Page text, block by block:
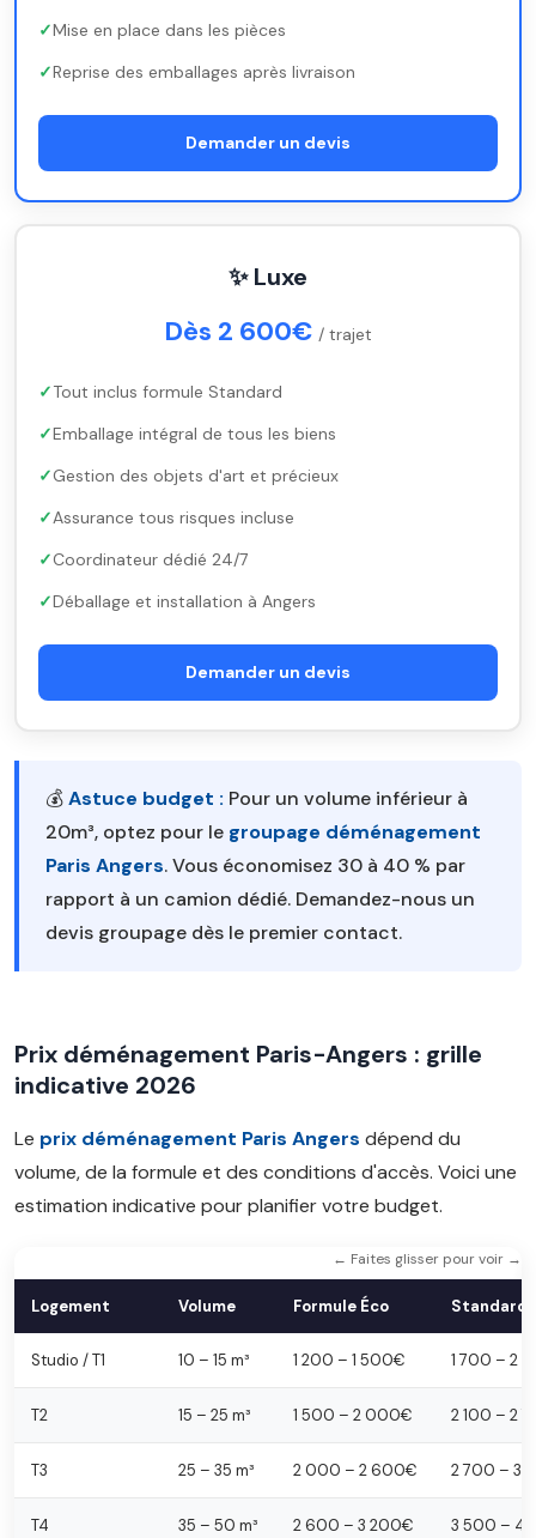
Mise en place dans les pièces
Reprise des emballages après livraison
Demander un devis
✨ Luxe
Dès 2 600€ / trajet
Tout inclus formule Standard
Emballage intégral de tous les biens
Gestion des objets d'art et précieux
Assurance tous risques incluse
Coordinateur dédié 24/7
Déballage et installation à Angers
Demander un devis
💰Astuce budget : Pour un volume inférieur à
20m³, optez pour le groupage déménagement
Paris Angers. Vous économisez 30 à 40 % par
rapport à un camion dédié. Demandez-nous un
devis groupage dès le premier contact.
Prix déménagement Paris-Angers : grille
indicative 2026
Le prix déménagement Paris Angers dépend du
volume, de la formule et des conditions d'accès. Voici une
estimation indicative pour planifier votre budget.
← Faites glisser pour voir →
Logement Volume Formule Éco Standard
Studio / T1 10 – 15 m³ 1 200 – 1 500€ 1 700 – 2
T2 15 – 25 m³ 1 500 – 2 000€ 2 100 – 2
T3 25 – 35 m³ 2 000 – 2 600€ 2 700 – 3
T4 35 – 50 m³ 2 600 – 3 200€ 3 500 – 4